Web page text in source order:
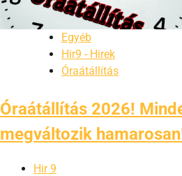
Egyéb
Hir9 - Hirek
Óraátállítás
Óraátállítás 2026!
megváltozik
Hir 9